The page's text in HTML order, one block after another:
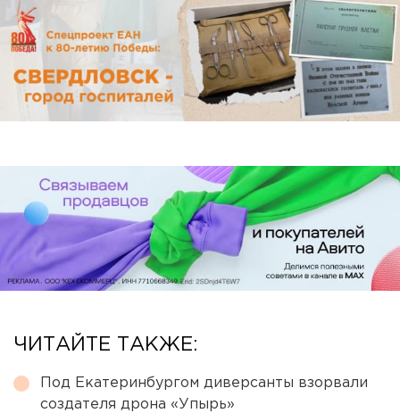
ЧИТАЙТЕ ТАКЖЕ:
Под Екатеринбургом диверсанты взорвали
создателя дрона «Упырь»